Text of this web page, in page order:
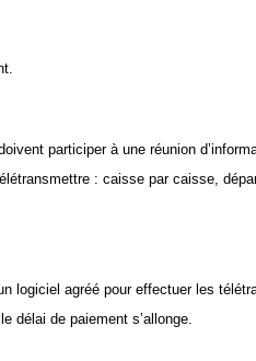
participer à une réunion
: caisse par caisse,
logiciel agréé pour effectuer les
délai de paiement s’allonge.